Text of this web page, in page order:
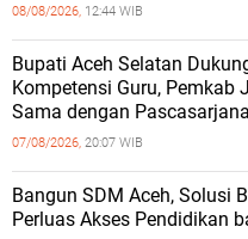
08/08/2026, 12:44 WIB
Bupati Aceh Selatan
Kompetensi Guru, Pemkab
Sama dengan
07/08/2026, 20:07 WIB
‎Bangun SDM Aceh, Solusi
Perluas Akses Pendidikan